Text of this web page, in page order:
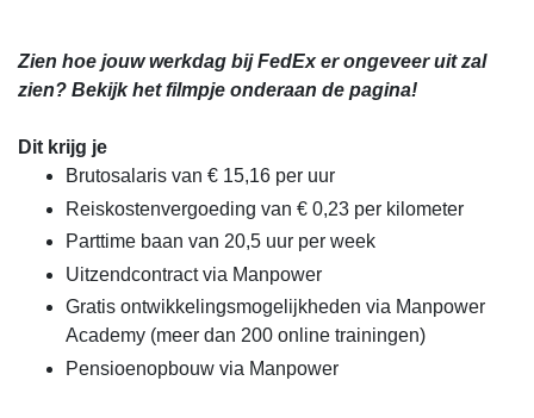
Zien hoe jouw werkdag bij FedEx er ongeveer uit zal
zien? Bekijk het filmpje onderaan de pagina!
Dit krijg je
Brutosalaris van € 15,16 per uur
Reiskostenvergoeding van € 0,23 per kilometer
Parttime baan van 20,5 uur per week
Uitzendcontract via Manpower
Gratis ontwikkelingsmogelijkheden via Manpower
Academy (meer dan 200 online trainingen)
Pensioenopbouw via Manpower